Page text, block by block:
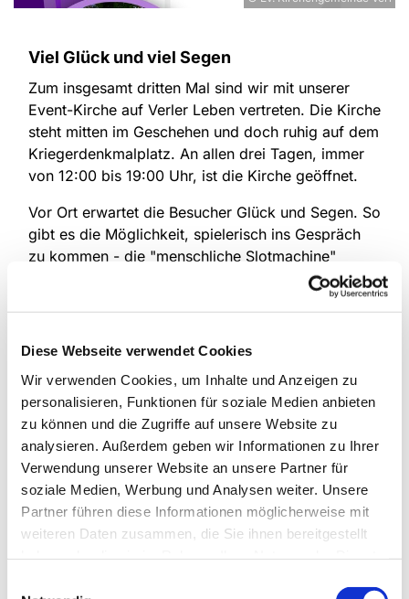
Diese Webseite verwendet Cookies
Wir verwenden Cookies, um Inhalte und Anzeigen zu
personalisieren, Funktionen für soziale Medien anbieten
zu können und die Zugriffe auf unsere Website zu
analysieren. Außerdem geben wir Informationen zu Ihrer
Verwendung unserer Website an unsere Partner für
soziale Medien, Werbung und Analysen weiter. Unsere
Partner führen diese Informationen möglicherweise mit
weiteren Daten zusammen, die Sie ihnen bereitgestellt
Viel Glück und viel Segen
Zum insgesamt dritten Mal sind wir mit unserer
Event-Kirche auf Verler Leben vertreten. Die Kirche
steht mitten im Geschehen und doch ruhig auf dem
Kriegerdenkmalplatz. An allen drei Tagen, immer
von 12:00 bis 19:00 Uhr, ist die Kirche geöffnet.
Vor Ort erwartet die Besucher Glück und Segen. So
gibt es die Möglichkeit, spielerisch ins Gespräch
zu kommen - die "menschliche Slotmachine"
macht sich schon bereit - oder einfach einen
Augenblick abseits des Trubels innezuhalten, ein
kleine Aufmerksamkeiten, die von ehrenamtlichen
Die Pfarrer sind durchgehend vor Ort und
übernehmen auf Wunsch Segnungen. Jede*r, der
mag, kann hier Gottes Segen empfangen,
unabhängig vom Alter oder der konfessionellen
Zugehörigkeit, als Paar, Familie oder Einzelperson.
Auf Wunsch könnten auch Trauungen durchgeführt
werden, hier müsste aber vorher Kontakt
aufgenommen werden. Der Kindergarten ‚Am
Bühlbusch‘ bietet mit einem kleinen